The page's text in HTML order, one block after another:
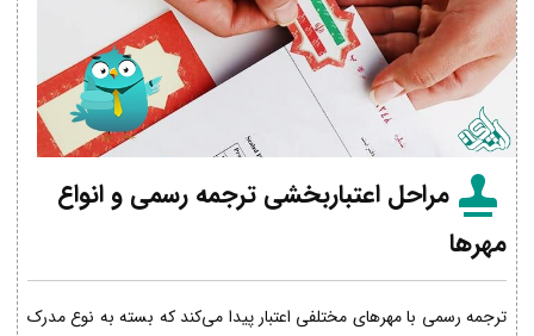
مراحل اعتباربخشی ترجمه رسمی و انواع
مهرها
ترجمه رسمی با مهرهای مختلفی اعتبار پیدا می‌کند که بسته به نوع مدرک